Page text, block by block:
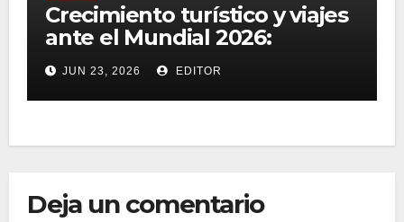
Crecimiento turístico y viajes
ante el Mundial 2026:
perspectivas y oportunidades
estratégicas
JUN 23, 2026 EDITOR
Deja un comentario